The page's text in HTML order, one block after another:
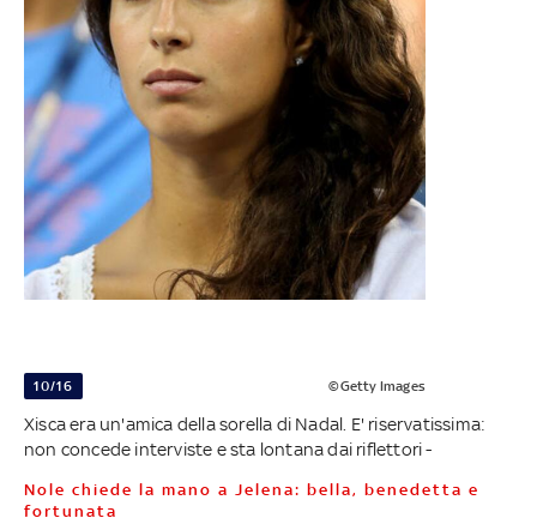
10/16 ©Getty Images
Xisca era un'amica della sorella di Nadal. E' riservatissima:
non concede interviste e sta lontana dai riflettori -
Nole chiede la mano a Jelena: bella, benedetta e
fortunata